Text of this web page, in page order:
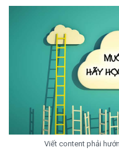
Viết content phải